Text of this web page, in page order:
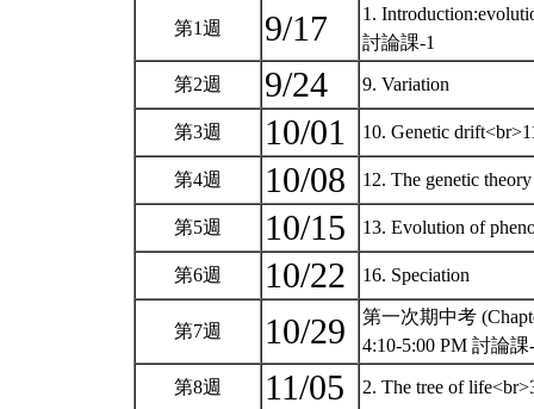
第1週 9/17
1.
討論課-1
第2週 9/24 9. Variation
第3週 10/01 10. Genetic
第4週 10/08 12. The genetic
第5週 10/15 13. Evolution of
第6週 10/22 16. Speciation
第7週 10/29
第一次期中考
4:10-5:00 PM 討論
第8週 11/05 2. The tree of